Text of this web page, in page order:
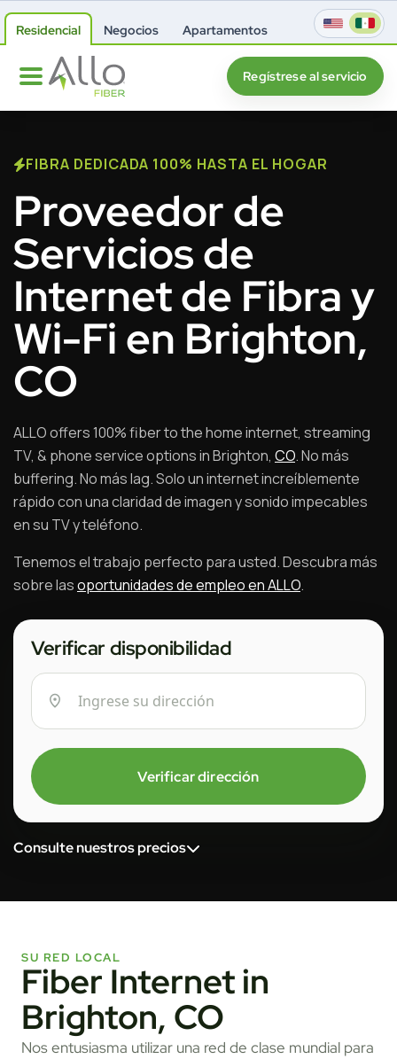
Residencial Negocios Apartamentos
Regístrese al servicio
FIBRA DEDICADA 100% HASTA EL HOGAR
Proveedor de
Servicios de
Internet de Fibra y
Wi-Fi en Brighton,
CO
ALLO offers 100% fiber to the home internet, streaming
TV, & phone service options in Brighton, CO. No más
buffering. No más lag. Solo un internet increíblemente
rápido con una claridad de imagen y sonido impecables
en su TV y teléfono.
Tenemos el trabajo perfecto para usted. Descubra más
sobre lasoportunidades de empleo en ALLO.
Verificar disponibilidad
Verificar dirección
Consulte nuestros precios
SU RED LOCAL
Fiber Internet in
Brighton, CO
Nos entusiasma utilizar una red de clase mundial para